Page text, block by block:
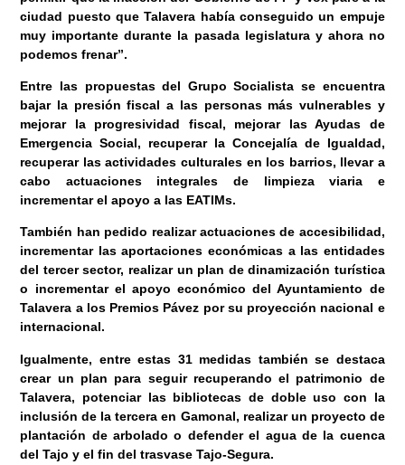
ciudad puesto que Talavera había conseguido un empuje
muy importante durante la pasada legislatura y ahora no
podemos frenar”.
Entre las propuestas del Grupo Socialista se encuentra
bajar la presión fiscal a las personas más vulnerables y
mejorar la progresividad fiscal, mejorar las Ayudas de
Emergencia Social, recuperar la Concejalía de Igualdad,
recuperar las actividades culturales en los barrios, llevar a
cabo actuaciones integrales de limpieza viaria e
incrementar el apoyo a las EATIMs.
También han pedido realizar actuaciones de accesibilidad,
incrementar las aportaciones económicas a las entidades
del tercer sector, realizar un plan de dinamización turística
o incrementar el apoyo económico del Ayuntamiento de
Talavera a los Premios Pávez por su proyección nacional e
internacional.
Igualmente, entre estas 31 medidas también se destaca
crear un plan para seguir recuperando el patrimonio de
Talavera, potenciar las bibliotecas de doble uso con la
inclusión de la tercera en Gamonal, realizar un proyecto de
plantación de arbolado o defender el agua de la cuenca
del Tajo y el fin del trasvase Tajo-Segura.